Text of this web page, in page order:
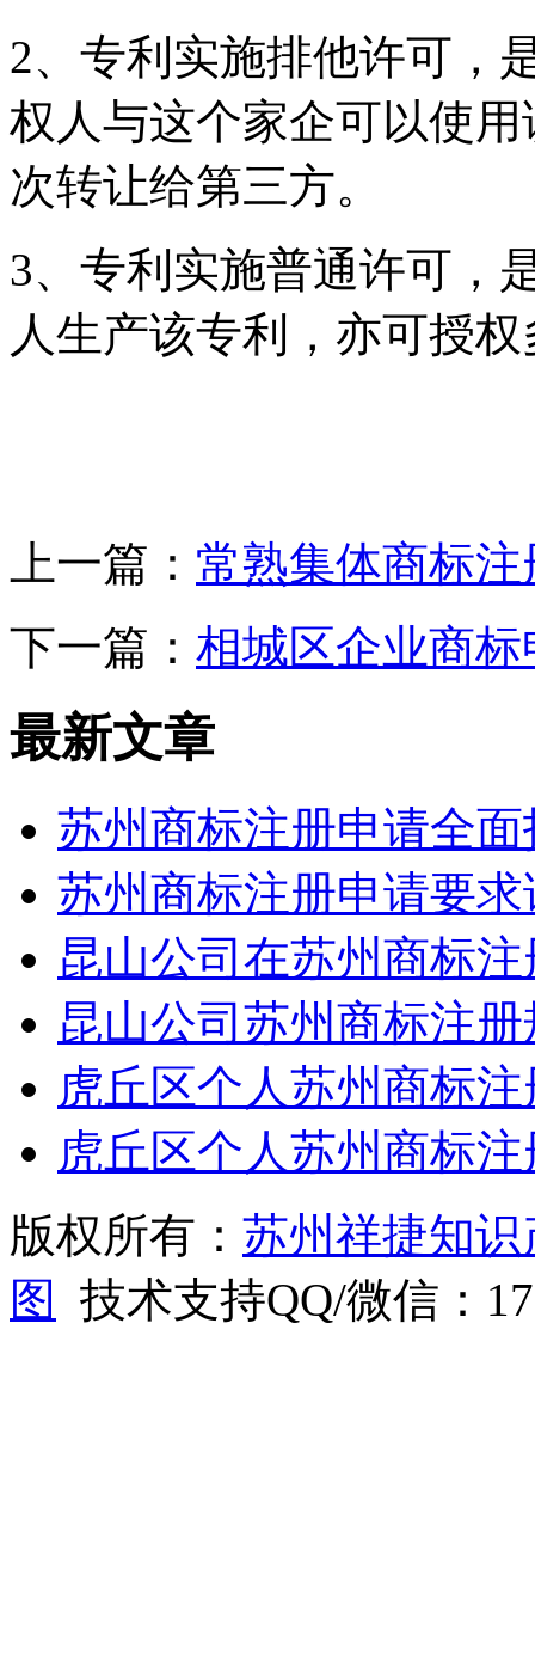
2、专利实施排他许可，
权人与这个家企可以使
次转让给第三方。
3、专利实施普通许可，
人生产该专利，亦可授
上一篇： 常熟集体商标
下一篇： 相城区企业商
最新文章
苏州商标注册申请全面
苏州商标注册申请要求
昆山公司在苏州商标
昆山公司苏州商标注
虎丘区个人苏州商标
虎丘区个人苏州商标
版权所有： 苏州祥捷知
图
技术支持QQ/微信：